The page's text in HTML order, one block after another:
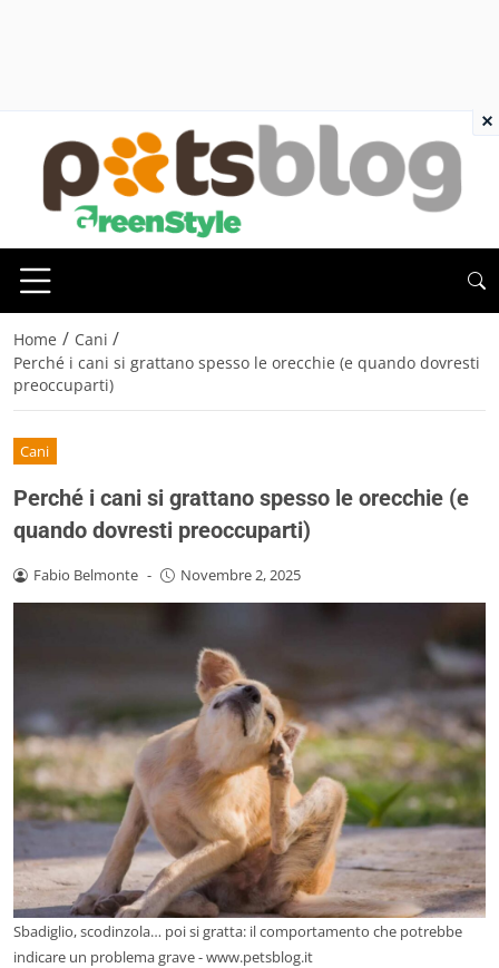
Home / Cani /
Perché i cani si grattano spesso le orecchie (e quando dovresti
preoccuparti)
Cani
Perché i cani si grattano spesso le orecchie (e
quando dovresti preoccuparti)
Fabio Belmonte - Novembre 2, 2025
Sbadiglio, scodinzola… poi si gratta: il comportamento che potrebbe
indicare un problema grave - www.petsblog.it
×